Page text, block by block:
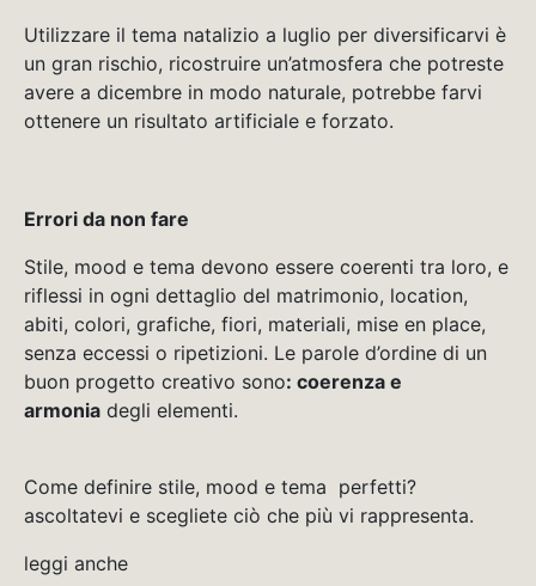
Utilizzare il tema natalizio a luglio per diversificarvi è
un gran rischio, ricostruire un’atmosfera che potreste
avere a dicembre in modo naturale, potrebbe farvi
ottenere un risultato artificiale e forzato.
Errori da non fare
Stile, mood e tema devono essere coerenti tra loro, e
riflessi in ogni dettaglio del matrimonio, location,
abiti, colori, grafiche, fiori, materiali, mise en place,
senza eccessi o ripetizioni. Le parole d’ordine di un
buon progetto creativo sono: coerenza e
armonia degli elementi.
Come definire stile, mood e tema perfetti?
ascoltatevi e scegliete ciò che più vi rappresenta.
leggi anche